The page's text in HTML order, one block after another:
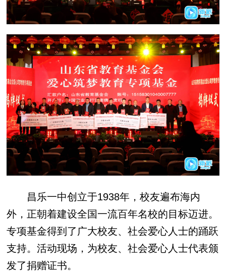
昌乐一中创立于1938年，校友遍布海内
外，正朝着建设全国一流百年名校的目标迈进。
专项基金得到了广大校友、社会爱心人士的踊跃
支持。活动现场，为校友、社会爱心人士代表颁
发了捐赠证书。